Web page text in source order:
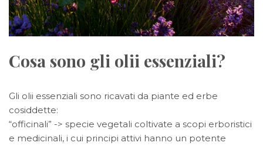
Cosa sono gli olii essenziali?
Gli olii essenziali sono ricavati da piante ed erbe
cosiddette:
“officinali” -> specie vegetali coltivate a scopi erboristici
e medicinali, i cui principi attivi hanno un potente